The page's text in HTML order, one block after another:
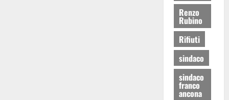
Renzo
Rubino
Rifiuti
sindaco
sindaco
franco
ancona